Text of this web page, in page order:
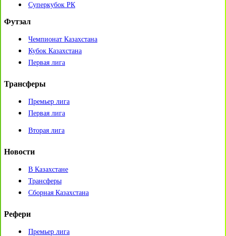
Суперкубок РК
Футзал
Чемпионат Казахстана
Кубок Казахстана
Первая лига
Трансферы
Премьер лига
Первая лига
Вторая лига
Новости
В Казахстане
Трансферы
Сборная Казахстана
Рефери
Премьер лига